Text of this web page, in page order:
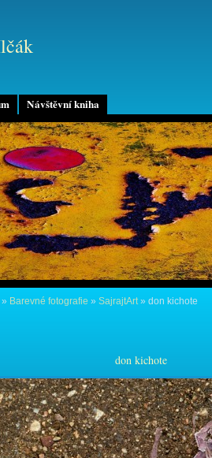
Návštěvní kniha
» Barevné fotografie » SajrajtArt» don kichote
don kichote